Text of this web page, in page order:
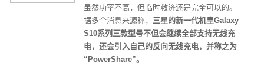
虽然功率不高，但临时救济还是完全可以的。
据多个消息来源称， 三星的新一代机皇Galaxy
S10系列三款型号不但会继续全部支持无线充
电，还会引入自己的反向无线充电，并称之为
“PowerShare”。